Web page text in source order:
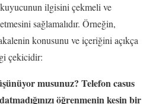
ilgisini çekmeli ve
sağlamalıdır. Örneğin,
konusunu ve içeriğini açıkça
çekicidir:
musunuz? Telefon casus
öğrenmenin kesin bir